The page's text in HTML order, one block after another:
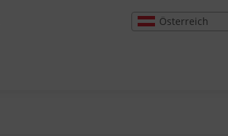
Österreich